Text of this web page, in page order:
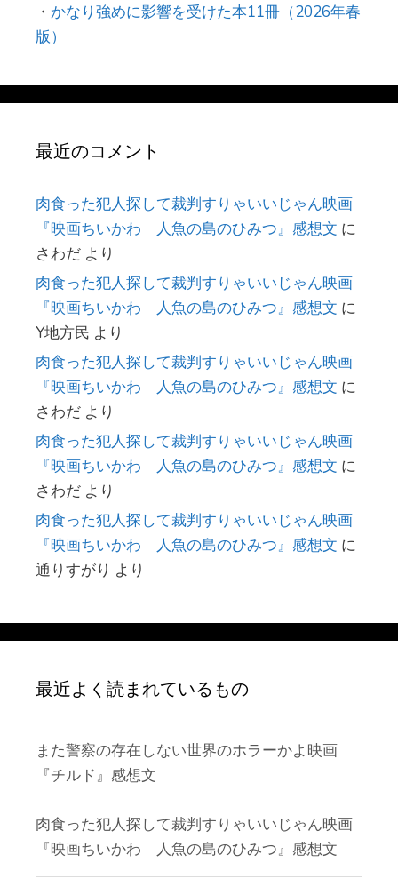
・ かなり強めに影響を受けた本11冊（2026年春
版）
最近のコメント
肉食った犯人探して裁判すりゃいいじゃん映画
『映画ちいかわ 人魚の島のひみつ』感想文 に
さわだ より
肉食った犯人探して裁判すりゃいいじゃん映画
『映画ちいかわ 人魚の島のひみつ』感想文 に
Y地方民 より
肉食った犯人探して裁判すりゃいいじゃん映画
『映画ちいかわ 人魚の島のひみつ』感想文 に
さわだ より
肉食った犯人探して裁判すりゃいいじゃん映画
『映画ちいかわ 人魚の島のひみつ』感想文 に
さわだ より
肉食った犯人探して裁判すりゃいいじゃん映画
『映画ちいかわ 人魚の島のひみつ』感想文 に
通りすがり より
最近よく読まれているもの
また警察の存在しない世界のホラーかよ映画
『チルド』感想文
肉食った犯人探して裁判すりゃいいじゃん映画
『映画ちいかわ 人魚の島のひみつ』感想文